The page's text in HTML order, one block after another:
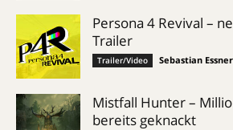
Persona 4 Revival –
Trailer
Trailer/Video Sebastian Essner
Mistfall Hunter –
bereits geknackt